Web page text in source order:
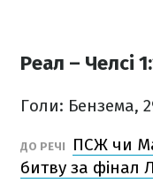
Реал – Челсі
Голи: Бензема,
ДО РЕЧІ
ПСЖ чи
битву за фінал